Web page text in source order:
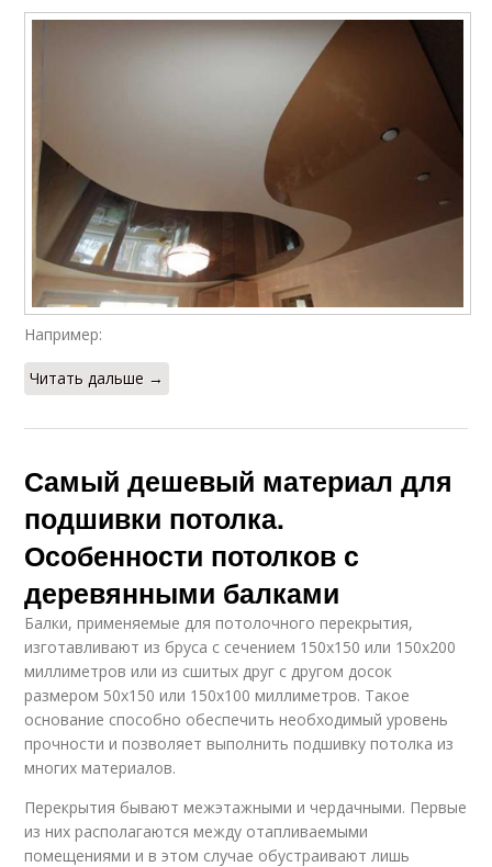
Например:
Читать дальше →
Самый дешевый материал для
подшивки потолка.
Особенности потолков с
деревянными балками
Балки, применяемые для потолочного перекрытия,
изготавливают из бруса с сечением 150х150 или 150х200
миллиметров или из сшитых друг с другом досок
размером 50х150 или 150х100 миллиметров. Такое
основание способно обеспечить необходимый уровень
прочности и позволяет выполнить подшивку потолка из
многих материалов.
Перекрытия бывают межэтажными и чердачными. Первые
из них располагаются между отапливаемыми
помещениями и в этом случае обустраивают лишь